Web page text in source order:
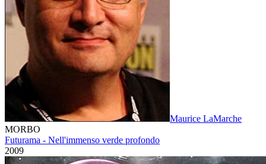
Maurice LaMarche
MORBO
Futurama - Nell'immenso verde profondo
2009